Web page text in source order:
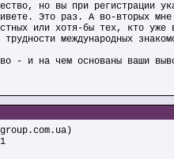
но вы при регистрации
Это раз. А во-вторых мне
или хотя-бы тех, кто уже
международных
- и на чем основаны ваши